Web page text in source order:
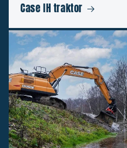
Case IH traktor